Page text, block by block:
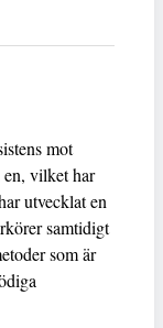
mot
vilket har
utvecklat en
samtidigt
som är